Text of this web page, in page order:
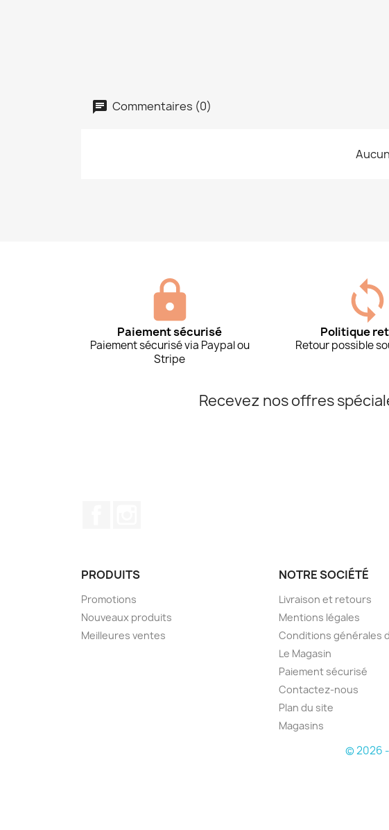
Commentaires (0)
Paiement sécurisé
Paiement sécurisé via Paypal ou
Stripe
Politique
Retour possible
Recevez nos offres
PRODUITS
Promotions
Nouveaux produits
Meilleures ventes
NOTRE SOCIÉTÉ
Livraison et retours
Mentions légales
Conditions générales
Le Magasin
Paiement sécurisé
Contactez-nous
Plan du site
Magasins
© 2026